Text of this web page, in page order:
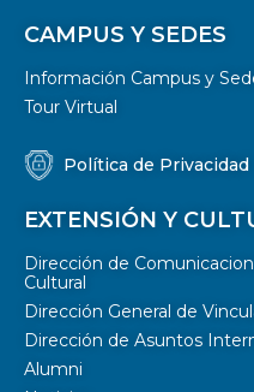
CAMPUS Y SEDES
Información Campus y
Tour Virtual
Política de Privacidad
EXTENSIÓN Y
Dirección de
Cultural
Dirección General de
Dirección de Asuntos
Alumni